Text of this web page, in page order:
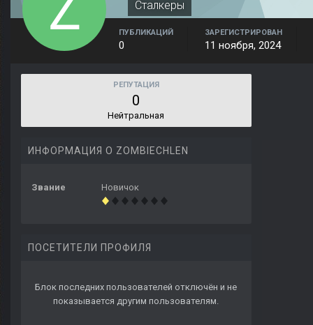
Сталкеры
ПУБЛИКАЦИЙ
0
ЗАРЕГИСТРИРОВАН
11 ноября, 2024
РЕПУТАЦИЯ
0
Нейтральная
ИНФОРМАЦИЯ О ZOMBIECHLEN
Звание Новичок
ПОСЕТИТЕЛИ ПРОФИЛЯ
Блок последних пользователей отключён и не
показывается другим пользователям.